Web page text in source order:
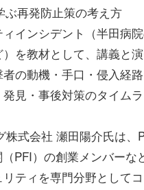
再発防止策の考え方
インシデント（半田病
を教材として、講義と
の動機・手口・侵入経
見・事後対策のタイム
式会社 瀬田陽介氏は
PFI）の創業メンバー
ティを専門分野として